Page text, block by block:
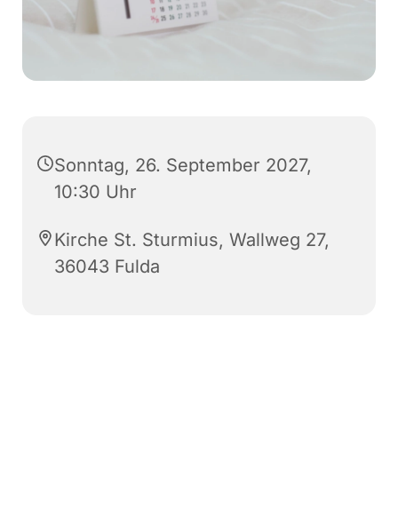
Sonntag, 26. September 2027,
10:30 Uhr
Kirche St. Sturmius, Wallweg 27,
36043 Fulda